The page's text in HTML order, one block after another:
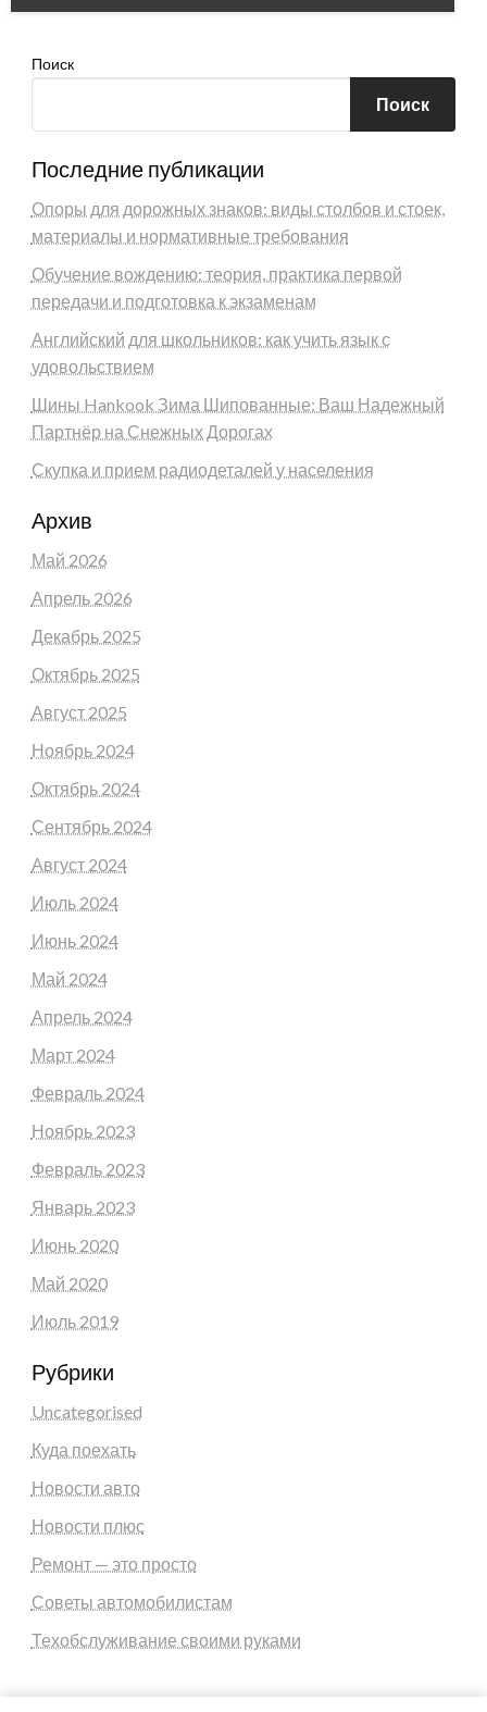
Поиск
Поиск
Последние публикации
Опоры для дорожных знаков: виды столбов и стоек,
материалы и нормативные требования
Обучение вождению: теория, практика первой
передачи и подготовка к экзаменам
Английский для школьников: как учить язык с
удовольствием
Шины Hankook Зима Шипованные: Ваш Надежный
Партнёр на Снежных Дорогах
Скупка и прием радиодеталей у населения
Архив
Май 2026
Апрель 2026
Декабрь 2025
Октябрь 2025
Август 2025
Ноябрь 2024
Октябрь 2024
Сентябрь 2024
Август 2024
Июль 2024
Июнь 2024
Май 2024
Апрель 2024
Март 2024
Февраль 2024
Ноябрь 2023
Февраль 2023
Январь 2023
Июнь 2020
Май 2020
Июль 2019
Рубрики
Uncategorised
Куда поехать
Новости авто
Новости плюс
Ремонт — это просто
Советы автомобилистам
Техобслуживание своими руками